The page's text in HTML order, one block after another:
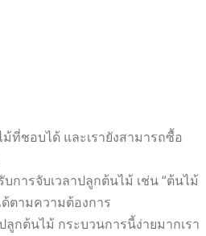
ที่ชอบได้ และเรายังสามารถซื้อ
การจับเวลาปลูกต้นไม้ เช่น “ต้นไม้
ด้ตามความต้องการ
ลูกต้นไม้ กระบวนการนี้ง่ายมากเรา